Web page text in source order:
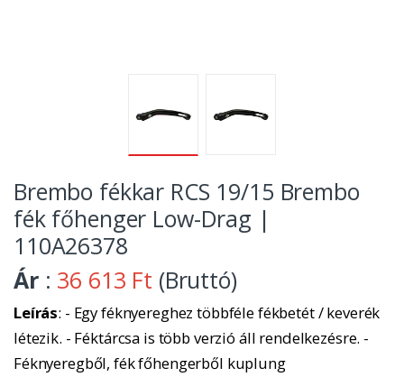
Brembo fékkar RCS 19/15 Brembo
fék főhenger Low-Drag |
110A26378
Ár : 36 613 Ft (Bruttó)
Leírás: - Egy féknyereghez többféle fékbetét / keverék
létezik. - Féktárcsa is több verzió áll rendelkezésre. -
Féknyeregből, fék főhengerből kuplung